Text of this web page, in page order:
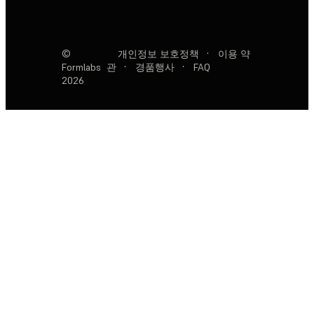
©
Formlabs
2026
개인정보 보호정책 ·
이용 약
관
· 경품행사 · FAQ